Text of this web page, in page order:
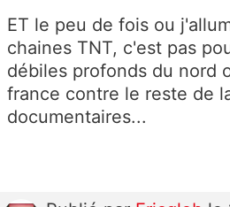
ET le peu de fois ou
chaines TNT, c'est pas
débiles profonds du nord
france contre le reste de
documentaires...